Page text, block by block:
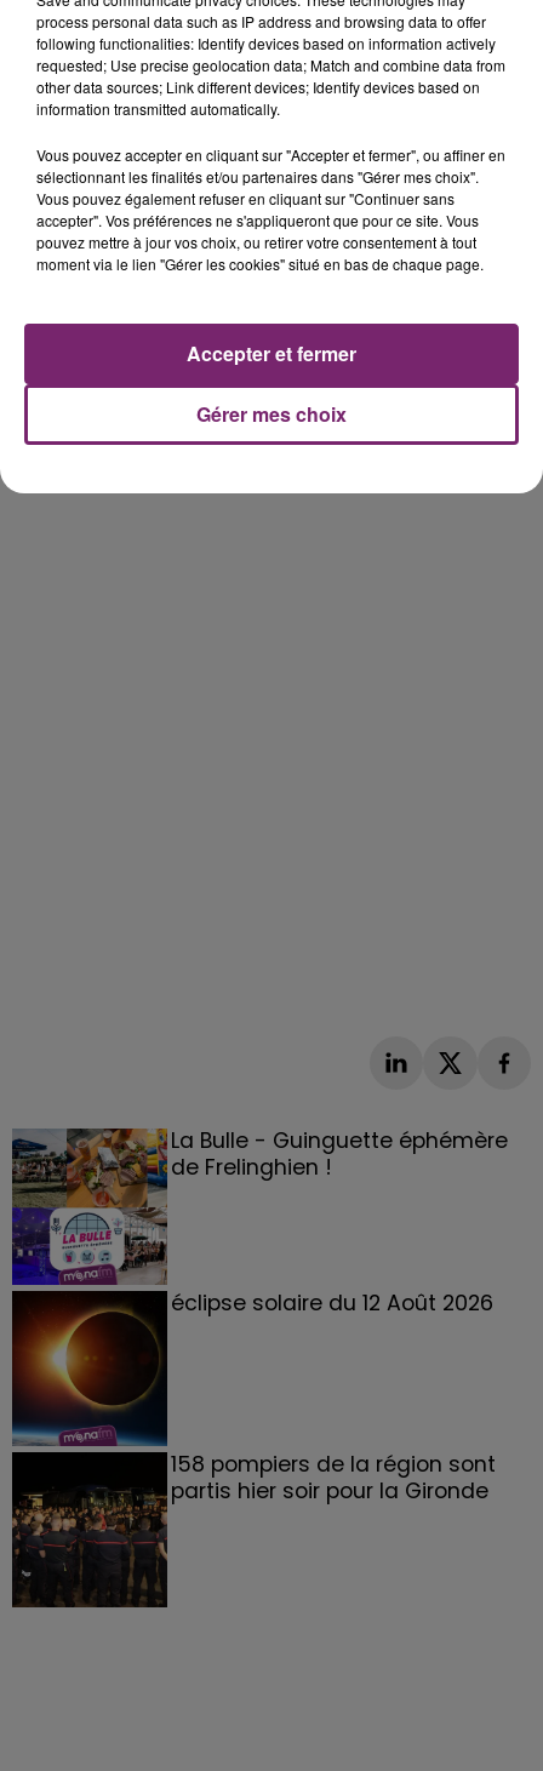
La Bulle - Guinguette éphémère
de Frelinghien !
éclipse solaire du 12 Août 2026
158 pompiers de la région sont
partis hier soir pour la Gironde
process personal data such as IP address and browsing data to offer
following functionalities: Identify devices based on information actively
requested; Use precise geolocation data; Match and combine data from
other data sources; Link different devices; Identify devices based on
information transmitted automatically.
Vous pouvez accepter en cliquant sur "Accepter et fermer", ou affiner en
sélectionnant les finalités et/ou partenaires dans "Gérer mes choix".
Vous pouvez également refuser en cliquant sur "Continuer sans
accepter". Vos préférences ne s'appliqueront que pour ce site. Vous
pouvez mettre à jour vos choix, ou retirer votre consentement à tout
moment via le lien "Gérer les cookies" situé en bas de chaque page.
Gérer mes choix
Accepter et fermer